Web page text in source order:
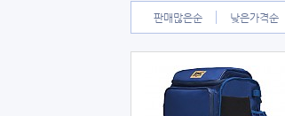
판매많은순 낮은가격순